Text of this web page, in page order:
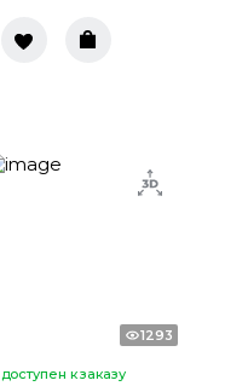
1293
доступен к заказу